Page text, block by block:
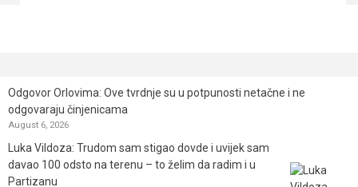
Odgovor Orlovima: ​Ove tvrdnje su u potpunosti netačne i ne
odgovaraju činjenicama
August 6, 2026
Luka Vildoza: Trudom sam stigao dovde i uvijek sam
davao 100 odsto na terenu – to želim da radim i u
Partizanu